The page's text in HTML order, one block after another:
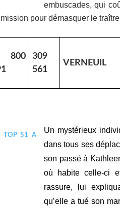
embuscades, qui
pour démasquer le
800
309
561
VERNEUIL
Un mystérieux
dans tous ses
son passé à
où habite celle-ci
rassure, lui
qu’elle a tué son